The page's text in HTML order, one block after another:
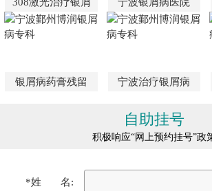
银屑病药膏残留 宁波治疗银屑病
自助挂号
积极响应“网上预约挂号”政
*姓 名: